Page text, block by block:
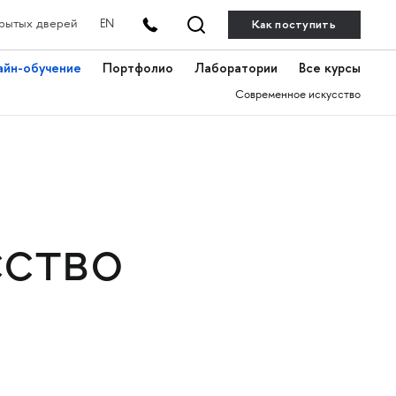
дверей EN Как поступить
обучение Портфолио Лаборатории Все курсы
Современное искусство